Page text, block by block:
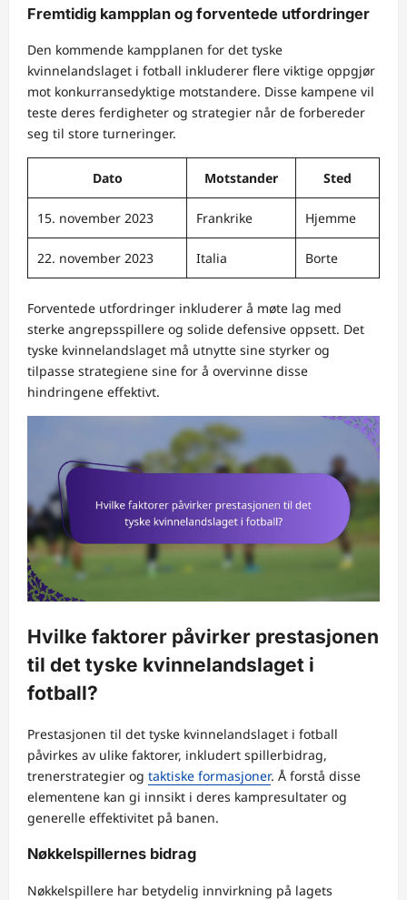
Fremtidig kampplan og forventede utfordringer
Den kommende kampplanen for det tyske
kvinnelandslaget i fotball inkluderer flere viktige oppgjør
mot konkurransedyktige motstandere. Disse kampene vil
teste deres ferdigheter og strategier når de forbereder
seg til store turneringer.
Dato Motstander Sted
15. november 2023 Frankrike Hjemme
22. november 2023 Italia Borte
Forventede utfordringer inkluderer å møte lag med
sterke angrepsspillere og solide defensive oppsett. Det
tyske kvinnelandslaget må utnytte sine styrker og
tilpasse strategiene sine for å overvinne disse
hindringene effektivt.
Hvilke faktorer påvirker prestasjonen
til det tyske kvinnelandslaget i
fotball?
Prestasjonen til det tyske kvinnelandslaget i fotball
påvirkes av ulike faktorer, inkludert spillerbidrag,
trenerstrategier og taktiske formasjoner. Å forstå disse
elementene kan gi innsikt i deres kampresultater og
generelle effektivitet på banen.
Nøkkelspillernes bidrag
Nøkkelspillere har betydelig innvirkning på lagets